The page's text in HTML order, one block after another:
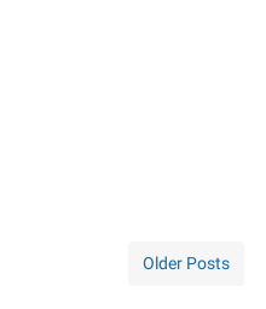
Older Posts